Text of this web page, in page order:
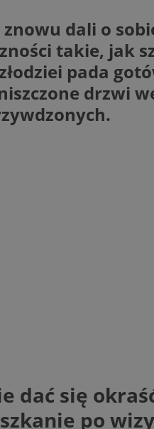
dali o
takie, jak
pada
drzwi
dać się
po
QeSessID
MvSessID